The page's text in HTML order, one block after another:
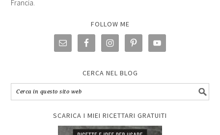
Francia.
FOLLOW ME
CERCA NEL BLOG
SCARICA I MIEI RICETTARI GRATUITI